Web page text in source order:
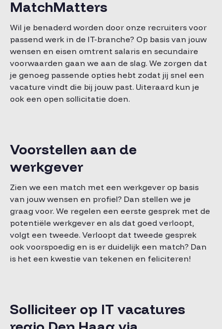
MatchMatters
Wil je benaderd worden door onze recruiters voor
passend werk in de IT-branche? Op basis van jouw
wensen en eisen omtrent salaris en secundaire
voorwaarden gaan we aan de slag. We zorgen dat
je genoeg passende opties hebt zodat jij snel een
vacature vindt die bij jouw past. Uiteraard kun je
ook een open sollicitatie doen.
Voorstellen aan de
werkgever
Zien we een match met een werkgever op basis
van jouw wensen en profiel? Dan stellen we je
graag voor. We regelen een eerste gesprek met de
potentiële werkgever en als dat goed verloopt,
volgt een tweede. Verloopt dat tweede gesprek
ook voorspoedig en is er duidelijk een match? Dan
is het een kwestie van tekenen en feliciteren!
Solliciteer op IT vacatures